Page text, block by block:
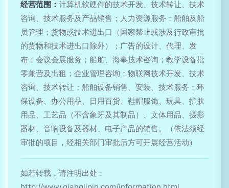
经营范围： 计算机软硬件的技术开发、技术转让、技术
咨询、技术服务及产品销售；人力资源服务；船舶及船
员管理；货物或技术进出口（国家禁止或涉及行政审批
的货物和技术进出口除外）；广告的设计、代理、发
布；会议会展服务；船舶、海事技术咨询；教学设备批
零兼营及出租；企业管理咨询；物联网技术开发、技术
咨询、技术转让；船舶设备销售、安装、技术服务；环
保设备、办公用品、日用百货、鞋帽服饰、玩具、护肤
用品、工艺品（不含象牙及其制品）、文体用品、摄影
器材、音响设备及器材、电子产品的销售。（依法须经
审批的项目，经相关部门审批后方可开展经营活动）
如若转载，请注明出处：